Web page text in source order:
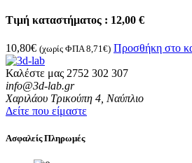
Τιμή καταστήματος : 12,00 €
10,80€ (χωρίς ΦΠΑ 8,71 €) Προσθήκη στο
Καλέστε μας 2752 302 307
info@3d-lab.gr
Χαριλάου Τρικούπη 4, Ναύπλιο
Δείτε που είμαστε
Ασφαλείς Πληρωμές